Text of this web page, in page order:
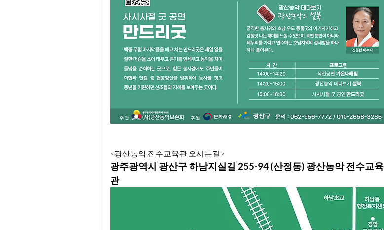
<광산농악 전수교육관 오시는길>
광주광역시 광산구 하남지실길 255-94 (산정동) 광산농악 전수교육
관